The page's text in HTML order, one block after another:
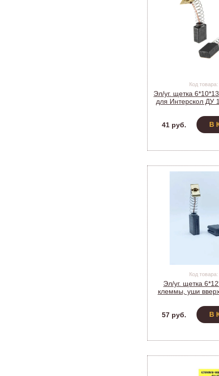
Код
Эл/уг. щетка
для Интерскол ДУ
41 руб.
В
Код
Эл/уг. щетка
клеммы, уши
57 руб.
В